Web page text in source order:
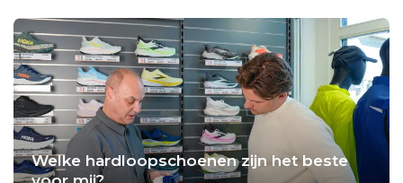
Welke hardloopschoenen zijn het beste